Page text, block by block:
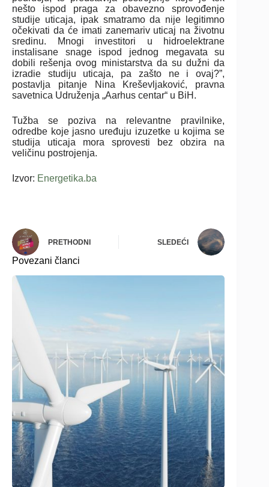
nešto ispod praga za obavezno sprovođenje
studije uticaja, ipak smatramo da nije legitimno
očekivati da će imati zanemariv uticaj na životnu
sredinu. Mnogi investitori u hidroelektrane
instalisane snage ispod jednog megavata su
dobili rešenja ovog ministarstva da su dužni da
izradie studiju uticaja, pa zašto ne i ovaj?”,
postavlja pitanje Nina Kreševljaković, pravna
savetnica Udruženja „Aarhus centar“ u BiH.
Tužba se poziva na relevantne pravilnike,
odredbe koje jasno uređuju izuzetke u kojima se
studija uticaja mora sprovesti bez obzira na
veličinu postrojenja.
Izvor: Energetika.ba
PRETHODNI SLEDEĆI
Povezani članci